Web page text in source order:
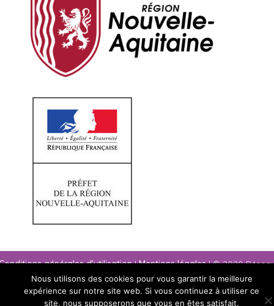
générales d'utilisation|Mentions légales| © 2020
paysage Nouvelle-Aquitaine
Nous utilisons des cookies pour vous garantir la meilleure
expérience sur notre site web. Si vous continuez à utiliser ce
site, nous supposerons que vous en êtes satisfait.